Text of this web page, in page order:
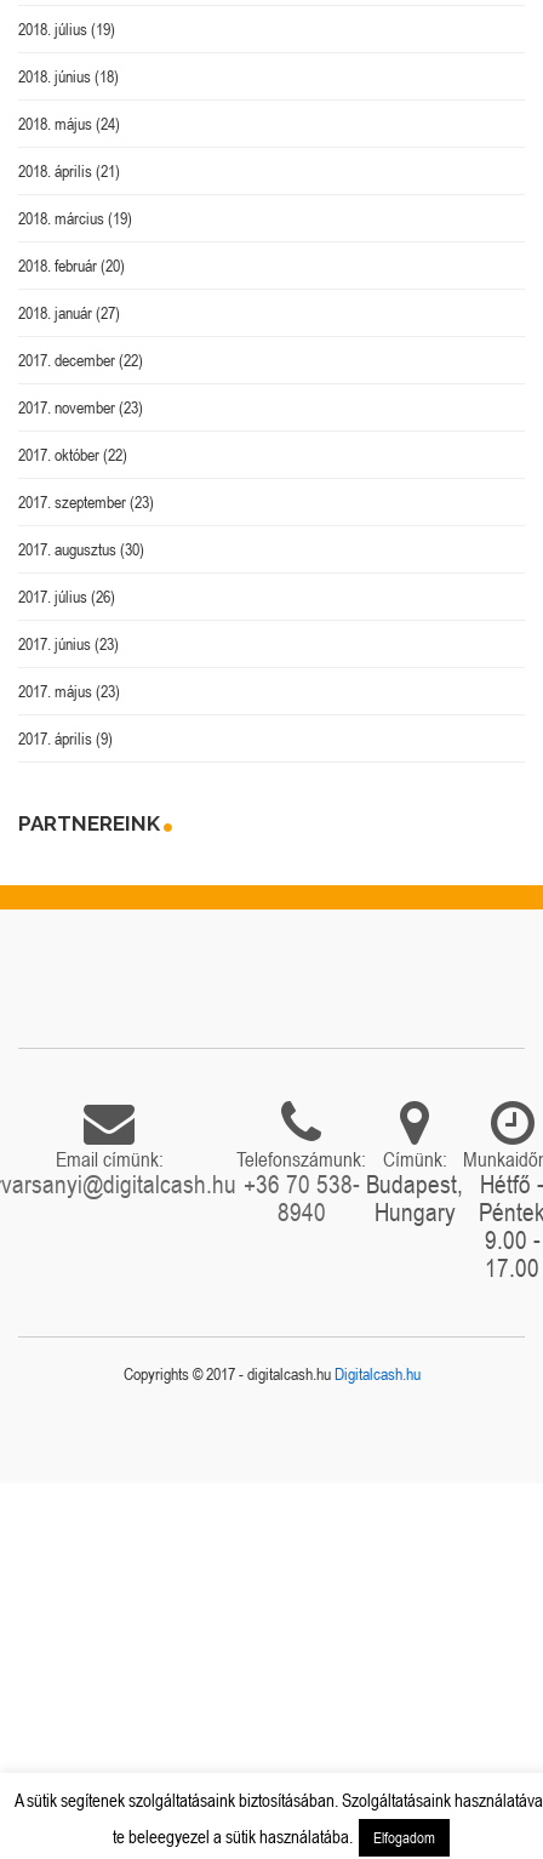
2018. július(19)
2018. június(18)
2018. május(24)
2018. április(21)
2018. március(19)
2018. február(20)
2018. január(27)
2017. december(22)
2017. november(23)
2017. október(22)
2017. szeptember(23)
2017. augusztus(30)
2017. július(26)
2017. június(23)
2017. május(23)
2017. április(9)
PARTNEREINK
Email címünk: Telefonszámunk:
+36 70 538-
8940
Címünk:
Budapest,
Hungary
Hétfő -
9.00 -
17.00
Copyrights © 2017 - digitalcash.huDigitalcash.hu
A sütik segítenek szolgáltatásaink biztosításában. Szolgáltatásaink
te beleegyezel a sütik használatába.
Elfogadom